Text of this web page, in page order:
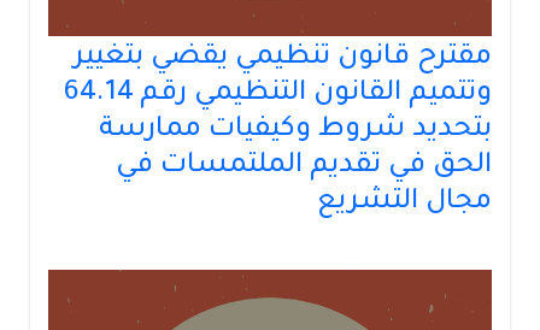
مقترح قانون تنظيمي يقضي بتغيير
وتتميم القانون التنظيمي رقم 64.14
بتحديد شروط وكيفيات ممارسة
الحق في تقديم الملتمسات في
مجال التشريع